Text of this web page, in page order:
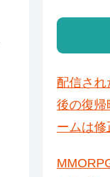
ンドフ
配信され
後の復帰
ームは修